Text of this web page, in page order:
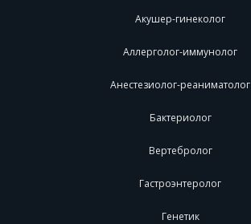
Акушер-гинеколог
Аллерголог-иммунолог
Анестезиолог-реаниматолог
Бактериолог
Вертебролог
Гастроэнтеролог
Генетик